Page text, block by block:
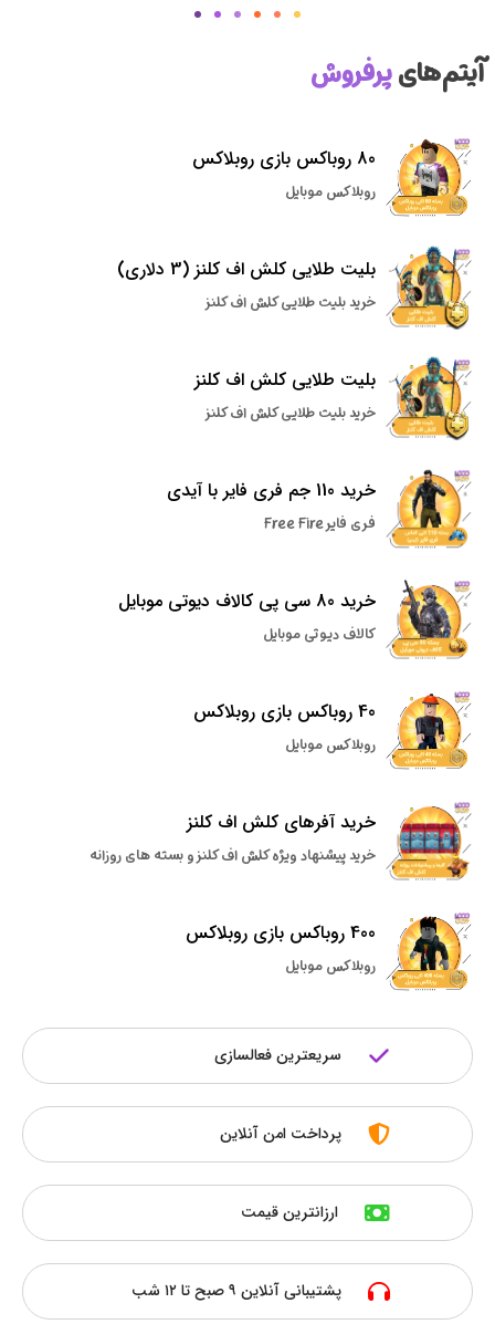
آیتم‌هایپرفروش
80 روباکس بازی روبلاکس
روبلاکس موبایل
بلیت طلایی کلش اف کلنز (3 دلاری)
خرید بلیت طلایی کلش اف کلنز
بلیت طلایی کلش اف کلنز
خرید بلیت طلایی کلش اف کلنز
خرید 110 جم فری فایر با آیدی
فری فایر Free Fire
خرید 80 سی پی کالاف دیوتی موبایل
کالاف دیوتی موبایل
40 روباکس بازی روبلاکس
روبلاکس موبایل
خرید آفرهای کلش اف کلنز
خرید پیشنهاد ویژه کلش اف کلنز و بسته های روزانه
400 روباکس بازی روبلاکس
روبلاکس موبایل
سریعترین فعالسازی
پرداخت امن آنلاین
ارزانترین قیمت
پشتیبانی آنلاین ۹ صبح تا ۱۲ شب